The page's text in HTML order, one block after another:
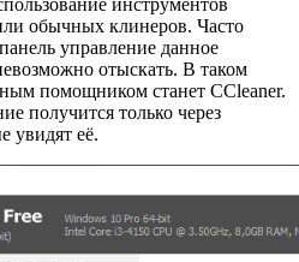
инструментов
обычных клинеров. Часто
управление данное
отыскать. В таком
помощником станет CCleaner.
получится только через
увидят её.